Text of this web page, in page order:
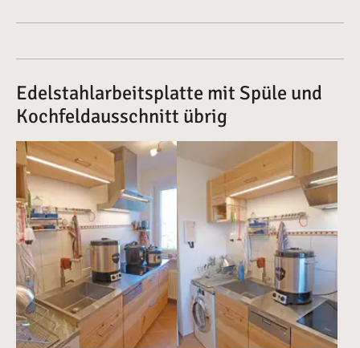
Edelstahlarbeitsplatte mit Spüle und
Kochfeldausschnitt übrig
Vergrößerte Version anzeigenVergrößerte Version